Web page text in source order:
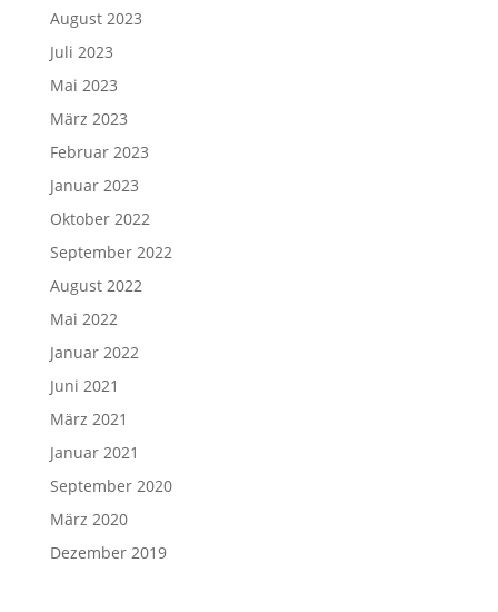
August 2023
Juli 2023
Mai 2023
März 2023
Februar 2023
Januar 2023
Oktober 2022
September 2022
August 2022
Mai 2022
Januar 2022
Juni 2021
März 2021
Januar 2021
September 2020
März 2020
Dezember 2019